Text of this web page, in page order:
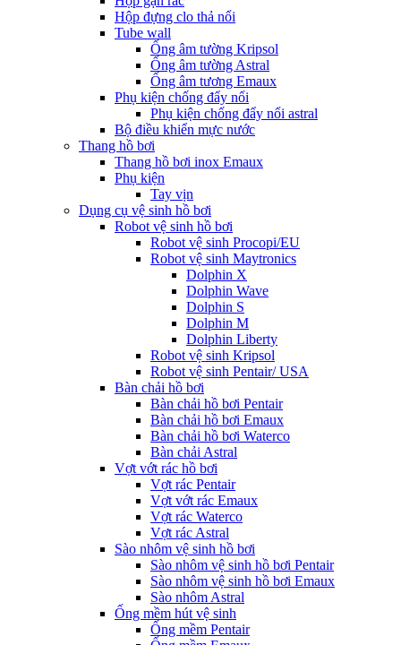
Hộp đựng clo thả nổi
Tube wall
Ống âm tường Kripsol
Ống âm tường Astral
Ống âm tương Emaux
Phụ kiện chống đẩy nổi
Phụ kiện chống đẩy nổi astral
Bộ điều khiển mực nước
Thang hồ bơi
Thang hồ bơi inox Emaux
Phụ kiện
Tay vịn
Dụng cụ vệ sinh hồ bơi
Robot vệ sinh hồ bơi
Robot vệ sinh Procopi/EU
Robot vệ sinh Maytronics
Dolphin X
Dolphin Wave
Dolphin S
Dolphin M
Dolphin Liberty
Robot vệ sinh Kripsol
Robot vệ sinh Pentair/ USA
Bàn chải hồ bơi
Bàn chải hồ bơi Pentair
Bàn chải hồ bơi Emaux
Bàn chải hồ bơi Waterco
Bàn chải Astral
Vợt vớt rác hồ bơi
Vợt rác Pentair
Vợt vớt rác Emaux
Vợt rác Waterco
Vợt rác Astral
Sào nhôm vệ sinh hồ bơi
Sào nhôm vệ sinh hồ bơi Pentair
Sào nhôm vệ sinh hồ bơi Emaux
Sào nhôm Astral
Ống mềm hút vệ sinh
Ống mềm Pentair